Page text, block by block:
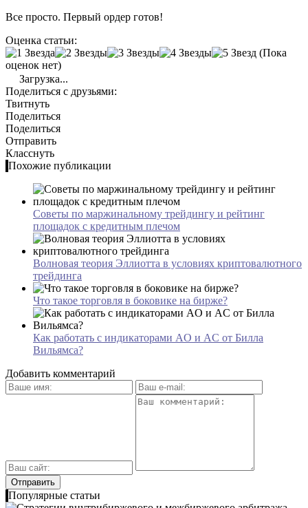
Все просто. Первый ордер готов!
Оценка статьи:
(Пока
оценок нет)
Загрузка...
Поделиться с друзьями:
Твитнуть
Поделиться
Поделиться
Отправить
Класснуть
Похожие публикации
Советы по маржинальному трейдингу и рейтинг
площадок с кредитным плечом
Волновая теория Эллиотта в условиях криптовалютного
трейдинга
Что такое торговля в боковике на бирже?
Как работать с индикаторами AO и AC от Билла
Вильямса?
Добавить комментарий
Популярные статьи